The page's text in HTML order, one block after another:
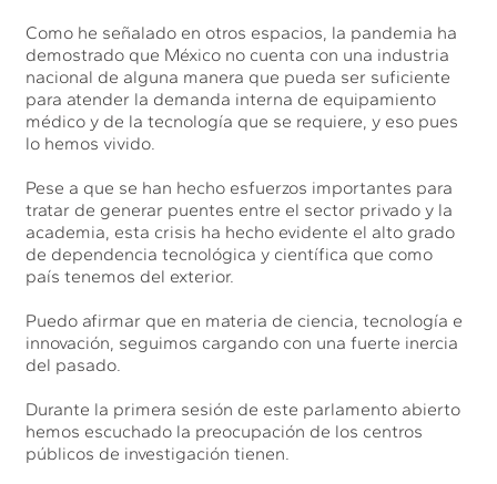
Como he señalado en otros espacios, la pandemia ha
demostrado que México no cuenta con una industria
nacional de alguna manera que pueda ser suficiente
para atender la demanda interna de equipamiento
médico y de la tecnología que se requiere, y eso pues
lo hemos vivido.
Pese a que se han hecho esfuerzos importantes para
tratar de generar puentes entre el sector privado y la
academia, esta crisis ha hecho evidente el alto grado
de dependencia tecnológica y científica que como
país tenemos del exterior.
Puedo afirmar que en materia de ciencia, tecnología e
innovación, seguimos cargando con una fuerte inercia
del pasado.
Durante la primera sesión de este parlamento abierto
hemos escuchado la preocupación de los centros
públicos de investigación tienen.